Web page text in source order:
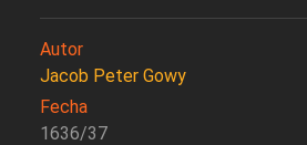
Autor
Jacob Peter Gowy
Fecha
1636/37